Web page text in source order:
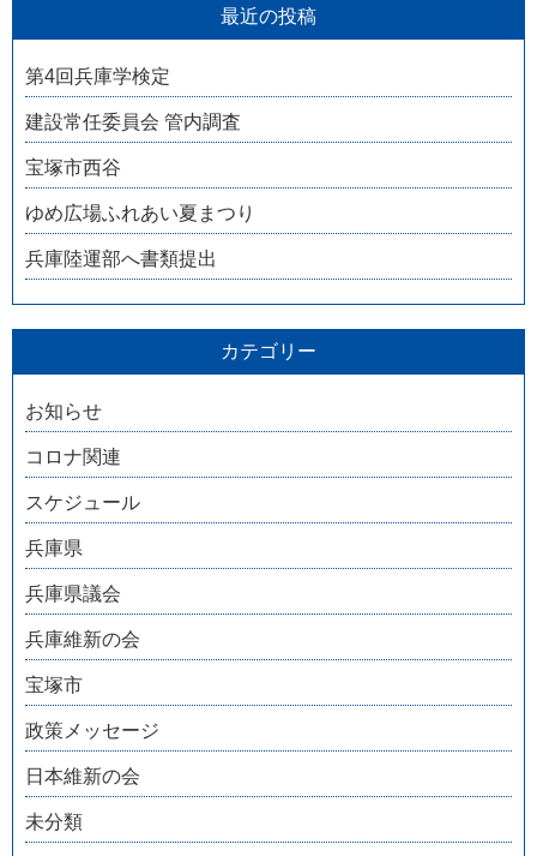
最近の投稿
第4回兵庫学検定
建設常任委員会 管内調査
宝塚市西谷
ゆめ広場ふれあい夏まつり
兵庫陸運部へ書類提出
カテゴリー
お知らせ
コロナ関連
スケジュール
兵庫県
兵庫県議会
兵庫維新の会
宝塚市
政策メッセージ
日本維新の会
未分類